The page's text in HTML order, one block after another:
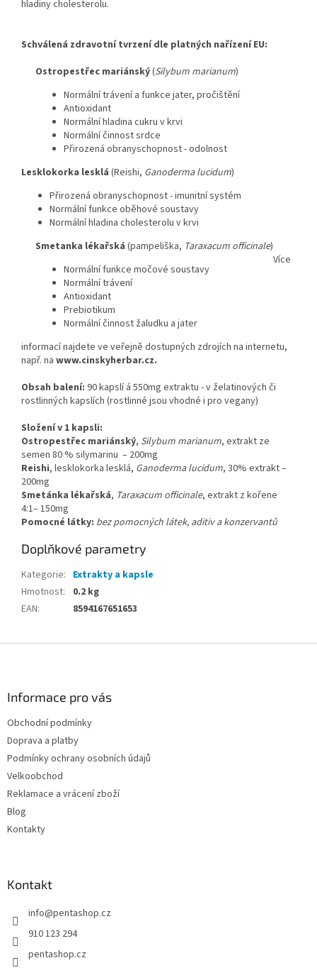
hladiny cholesterolu.
Schválená zdravotní tvrzení dle platných nařízení EU:
Ostropestřec mariánský(Silybum marianum)
Normální trávení a funkce jater, pročištění
Antioxidant
Normální hladina cukru v krvi
Normální činnost srdce
Přirozená obranyschopnost - odolnost
Lesklokorka lesklá (Reishi, Ganoderma lucidum)
Přirozená obranyschopnost - imunitní systém
Normální funkce oběhové soustavy
Normální hladina cholesterolu v krvi
Smetanka lékařská (pampeliška, Taraxacum officinale)
Normální funkce močové soustavy
Normální trávení
Antioxidant
Prebiotikum
Normální činnost žaludku a jater
Více
informací najdete ve veřejně dostupných zdrojích na internetu,
např. na www.cinskyherbar.cz.
Obsah balení: 90 kapslí á 550mg extraktu - v želatinových či
rostlinných kapslích (rostlinné jsou vhodné i pro vegany)
Složení v 1 kapsli:
Ostropestřec mariánský, Silybum marianum, extrakt ze
semen 80 % silymarinu – 200mg
Reishi, lesklokorka lesklá, Ganoderma lucidum, 30% extrakt –
200mg
Smetánka lékařská, Taraxacum officinale, extrakt z kořene
4:1– 150mg
Pomocné látky: bez pomocných látek, aditiv a konzervantů
Doplňkové parametry
Kategorie: Extrakty a kapsle
Hmotnost:
0.2 kg
EAN: 8594167651653
Informace pro vás
Obchodní podmínky
Doprava a platby
Podmínky ochrany osobních údajů
Velkoobchod
Reklamace a vrácení zboží
Blog
Kontakty
Kontakt
info@pentashop.cz
910 123 294
pentashop.cz